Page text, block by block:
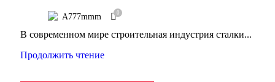
A777mmm 0
В современном мире строительная индустрия сталки...
Продолжить чтение